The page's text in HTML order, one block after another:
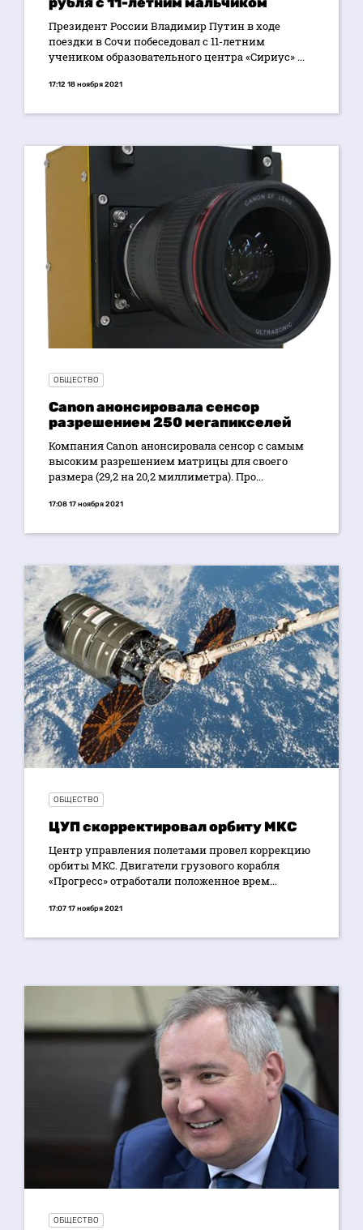
Президент России Владимир Путин в ходе
поездки в Сочи побеседовал с 11-летним
учеником образовательного центра «Сириус» ...
17:12 18 ноября 2021
ОБЩЕСТВО
Canon анонсировала сенсор
разрешением 250 мегапикселей
Компания Canon анонсировала сенсор с самым
высоким разрешением матрицы для своего
размера (29,2 на 20,2 миллиметра). Про...
17:08 17 ноября 2021
ОБЩЕСТВО
ЦУП скорректировал орбиту МКС
Центр управления полетами провел коррекцию
орбиты МКС. Двигатели грузового корабля
«Прогресс» отработали положенное врем...
17:07 17 ноября 2021
ОБЩЕСТВО